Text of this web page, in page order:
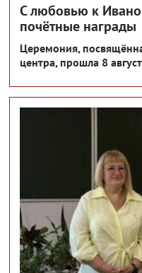
С любовью к
почётные награды
Церемония,
центра, прошла 8